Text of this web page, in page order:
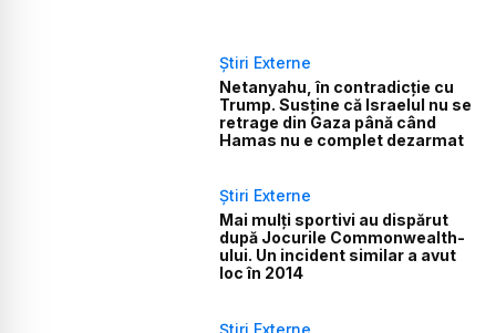
Știri Externe
Netanyahu, în contradicție cu
Trump. Susține că Israelul nu se
retrage din Gaza până când
Hamas nu e complet dezarmat
Știri Externe
Mai mulți sportivi au dispărut
după Jocurile Commonwealth-
ului. Un incident similar a avut
loc în 2014
Știri Externe